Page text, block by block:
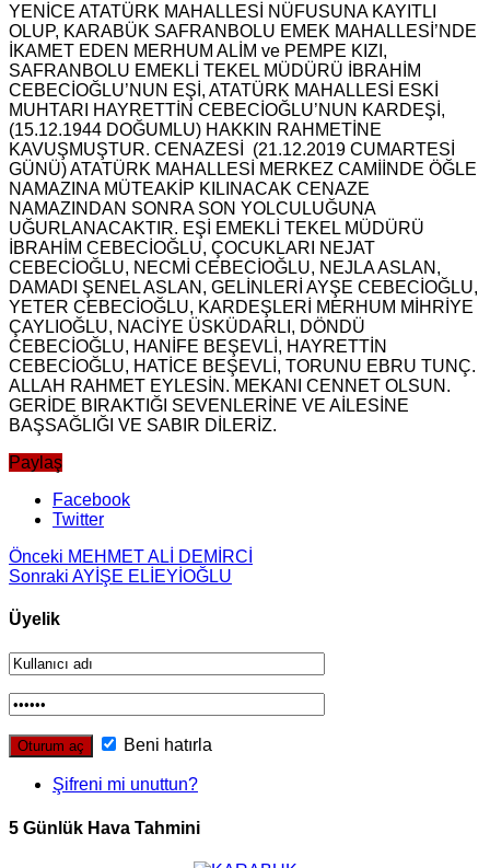
YENİCE ATATÜRK MAHALLESİ NÜFUSUNA KAYITLI
OLUP, KARABÜK SAFRANBOLU EMEK MAHALLESİ’NDE
İKAMET EDEN MERHUM ALİM ve PEMPE KIZI,
SAFRANBOLU EMEKLİ TEKEL MÜDÜRÜ İBRAHİM
CEBECİOĞLU’NUN EŞİ, ATATÜRK MAHALLESİ ESKİ
MUHTARI HAYRETTİN CEBECİOĞLU’NUN KARDEŞİ,
(15.12.1944 DOĞUMLU) HAKKIN RAHMETİNE
KAVUŞMUŞTUR. CENAZESİ (21.12.2019 CUMARTESİ
GÜNÜ)ATATÜRK MAHALLESİ MERKEZ CAMİİNDE ÖĞLE
NAMAZINA MÜTEAKİP KILINACAK CENAZE
NAMAZINDAN SONRA SON YOLCULUĞUNA
UĞURLANACAKTIR. EŞİ EMEKLİ TEKEL MÜDÜRÜ
İBRAHİM CEBECİOĞLU, ÇOCUKLARI NEJAT
CEBECİOĞLU, NECMİ CEBECİOĞLU, NEJLA ASLAN,
DAMADI ŞENEL ASLAN, GELİNLERİ AYŞE CEBECİOĞLU,
YETER CEBECİOĞLU, KARDEŞLERİ MERHUM MİHRİYE
ÇAYLIOĞLU, NACİYE ÜSKÜDARLI, DÖNDÜ
CEBECİOĞLU, HANİFE BEŞEVLİ, HAYRETTİN
CEBECİOĞLU, HATİCE BEŞEVLİ, TORUNU EBRU TUNÇ.
ALLAH RAHMET EYLESİN. MEKANI CENNET OLSUN.
GERİDE BIRAKTIĞI SEVENLERİNE VE AİLESİNE
BAŞSAĞLIĞI VE SABIR DİLERİZ.
Paylaş
Facebook
Twitter
Önceki MEHMET ALİ DEMİRCİ
Sonraki AYİŞE ELİEYİOĞLU
Üyelik
Beni hatırla
Şifreni mi unuttun?
5 Günlük Hava Tahmini